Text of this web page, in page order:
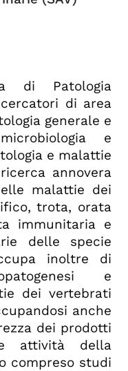
di Patologia
di area
generale e
e
e malattie
annovera
malattie dei
trota, orata
immunitaria e
delle specie
inoltre di
e
dei vertebrati
anche
dei prodotti
attività della
compreso studi